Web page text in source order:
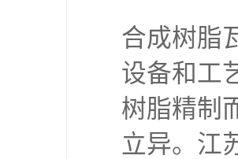
合成树脂
设备和工
树脂精制
立异。江